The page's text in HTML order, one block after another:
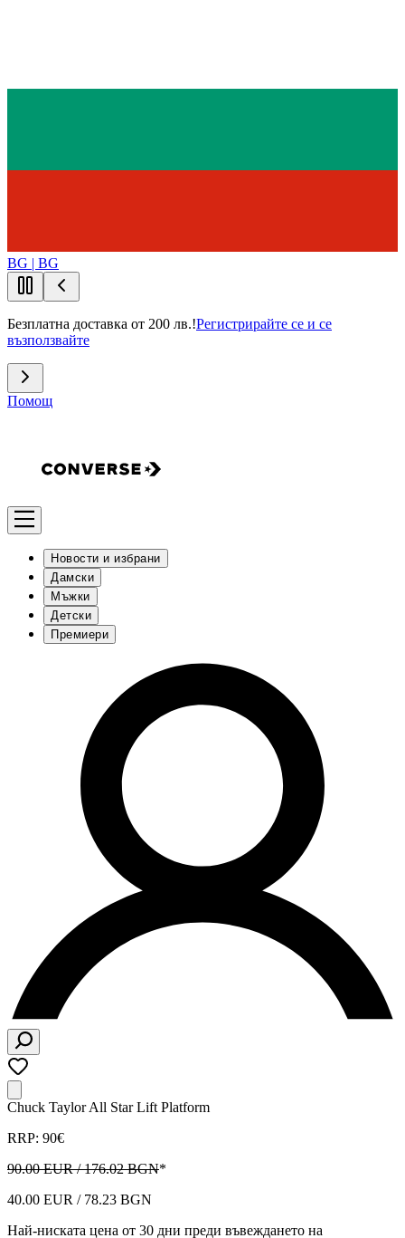
BG | BG
Безплатна доставка от 200 лв.!Регистрирайте се и се
възползвайте
Помощ
Новости и избрани
Дамски
Мъжки
Детски
Премиери
Chuck Taylor All Star Lift Platform
RRP: 90€
90.00 EUR / 176.02 BGN*
40.00 EUR / 78.23 BGN
Най-ниската цена от 30 дни преди въвеждането на